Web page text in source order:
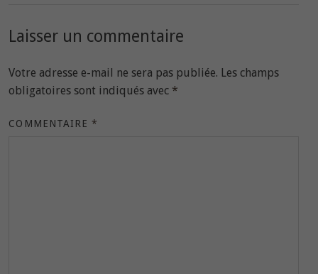
Laisser un commentaire
Votre adresse e-mail ne sera pas publiée. Les champs
obligatoires sont indiqués avec *
COMMENTAIRE*